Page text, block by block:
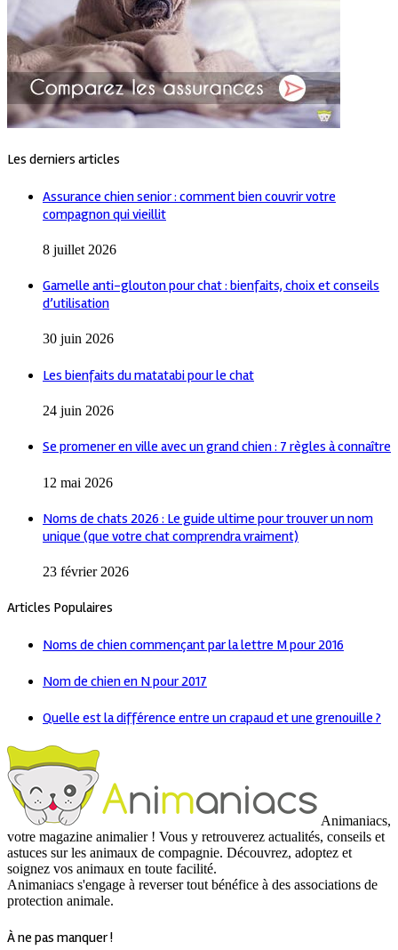
Les derniers articles
Assurance chien senior : comment bien couvrir votre
compagnon qui vieillit
8 juillet 2026
Gamelle anti-glouton pour chat : bienfaits, choix et conseils
d’utilisation
30 juin 2026
Les bienfaits du matatabi pour le chat
24 juin 2026
Se promener en ville avec un grand chien : 7 règles à connaître
12 mai 2026
Noms de chats 2026 : Le guide ultime pour trouver un nom
unique (que votre chat comprendra vraiment)
23 février 2026
Articles Populaires
Noms de chien commençant par la lettre M pour 2016
Nom de chien en N pour 2017
Quelle est la différence entre un crapaud et une grenouille ?
Animaniacs,
votre magazine animalier ! Vous y retrouverez actualités, conseils et
astuces sur les animaux de compagnie. Découvrez, adoptez et
soignez vos animaux en toute facilité.
Animaniacs s'engage à reverser tout bénéfice à des associations de
protection animale.
À ne pas manquer !